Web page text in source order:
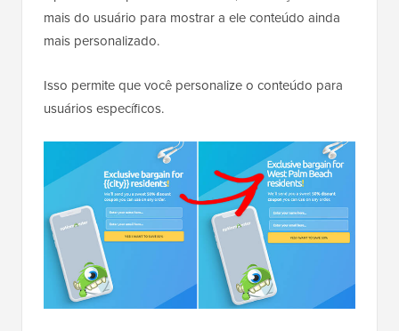
mais do usuário para mostrar a ele conteúdo ainda
mais personalizado.
Isso permite que você personalize o conteúdo para
usuários específicos.